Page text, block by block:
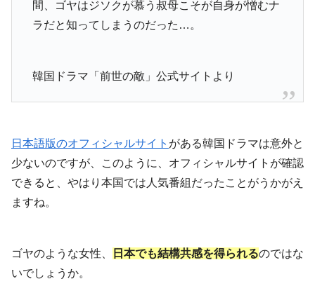
間、ゴヤはジソクが慕う叔母こそが自身が憎むナ
ラだと知ってしまうのだった…。
韓国ドラマ「前世の敵」公式サイトより
日本語版のオフィシャルサイト がある韓国ドラマは意外と
少ないのですが、このように、オフィシャルサイトが確認
できると、やはり本国では人気番組だったことがうかがえ
ますね。
ゴヤのような女性、 日本でも結構共感を得られるのではな
いでしょうか。